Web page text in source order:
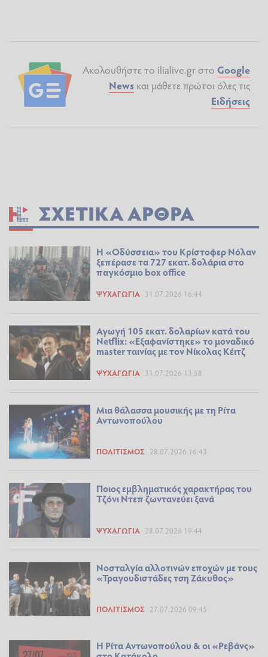
Ακολουθήστε το ilialive.gr στο Google
News και μάθετε πρώτοι όλες τις
Ειδήσεις
ΣΧΕΤΙΚΆ ΆΡΘΡΑ
Η «Οδύσσεια» του Κρίστοφερ Νόλαν
ξεπέρασε τα 727 εκατ. δολάρια στο
παγκόσμιο box office
ΨΥΧΑΓΩΓΊΑ 31.07.2026 16:44
Αγωγή 105 εκατ. δολαρίων κατά του
Netflix: «Εξαφανίστηκε» το μοναδικό
master ταινίας με τον Νίκολας Κέιτζ
ΨΥΧΑΓΩΓΊΑ 31.07.2026 13:58
Μια θάλασσα μουσικής με τη Ρίτα
Αντωνοπούλου
ΠΟΛΙΤΙΣΜΌΣ 28.07.2026 16:43
Ποιος εμβληματικός χαρακτήρας του
Τζόνι Ντεπ ζωντανεύει ξανά
ΨΥΧΑΓΩΓΊΑ 28.07.2026 19:44
Νοσταλγία αλλοτινών εποχών με τους
«Τραγουδιστάδες τση Ζάκυθος»
ΠΟΛΙΤΙΣΜΌΣ 27.07.2026 09:45
Η Ρίτα Αντωνοπούλου & οι «Ρεβάνς»